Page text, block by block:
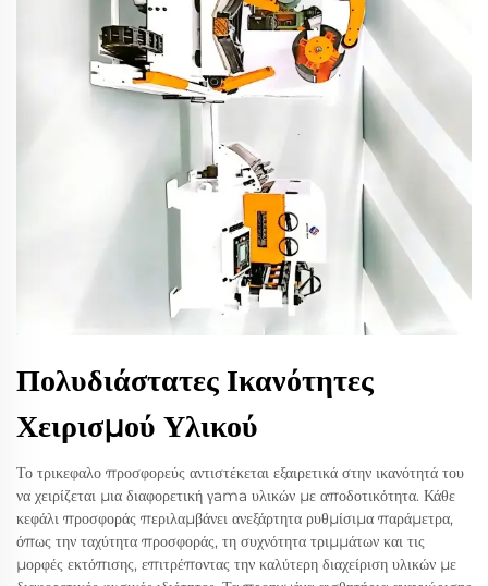
Πολυδιάστατες Ικανότητες
Χειρισμού Υλικού
Το τρικεφαλο προσφορεύς αντιστέκεται εξαιρετικά στην ικανότητά του
να χειρίζεται μια διαφορετική γama υλικών με αποδοτικότητα. Κάθε
κεφάλι προσφοράς περιλαμβάνει ανεξάρτητα ρυθμίσιμα παράμετρα,
όπως την ταχύτητα προσφοράς, τη συχνότητα τριμμάτων και τις
μορφές εκτόπισης, επιτρέποντας την καλύτερη διαχείριση υλικών με